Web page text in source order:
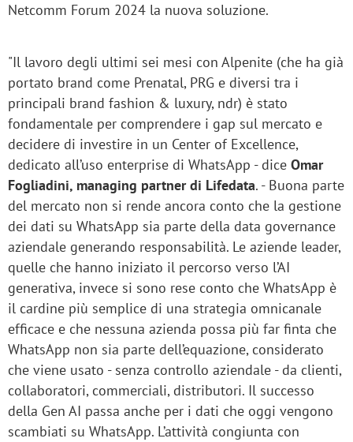
Netcomm Forum 2024 la nuova soluzione.
"Il lavoro degli ultimi sei mesi con Alpenite (che ha già
portato brand come Prenatal, PRG e diversi tra i
principali brand fashion & luxury, ndr) è stato
fondamentale per comprendere i gap sul mercato e
decidere di investire in un Center of Excellence,
dedicato all’uso enterprise di WhatsApp - dice Omar
Fogliadini, managing partner di Lifedata. - Buona parte
del mercato non si rende ancora conto che la gestione
dei dati su WhatsApp sia parte della data governance
aziendale generando responsabilità. Le aziende leader,
quelle che hanno iniziato il percorso verso l’AI
generativa, invece si sono rese conto che WhatsApp è
il cardine più semplice di una strategia omnicanale
efficace e che nessuna azienda possa più far finta che
WhatsApp non sia parte dell’equazione, considerato
che viene usato - senza controllo aziendale - da clienti,
collaboratori, commerciali, distributori. Il successo
della Gen AI passa anche per i dati che oggi vengono
scambiati su WhatsApp. L’attività congiunta con